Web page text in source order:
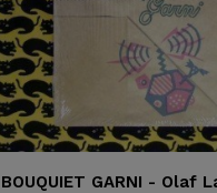
BOUQUIET GARNI - Olaf